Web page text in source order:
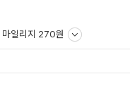
마일리지 270원